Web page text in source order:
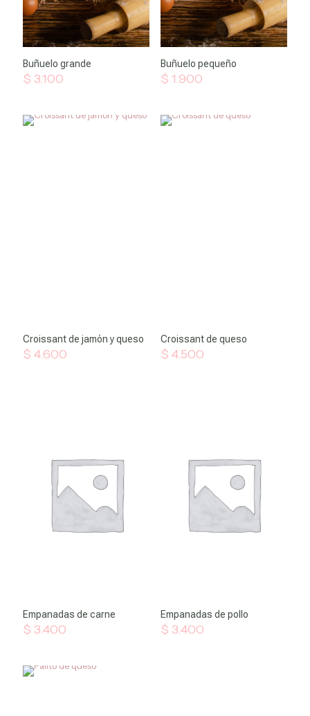
Buñuelo grande
$ 3.100
Buñuelo pequeño
$ 1.900
Croissant de jamón y queso
$ 4.600
Croissant de queso
$ 4.500
Empanadas de carne
$ 3.400
Empanadas de pollo
$ 3.400
frías